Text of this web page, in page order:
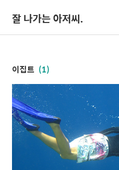
잘 나가는 아저씨.
이집트 (1)